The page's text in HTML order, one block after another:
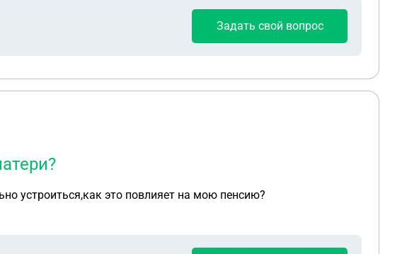
Задать свой вопрос
устроиться,как это повлияет на мою пенсию?